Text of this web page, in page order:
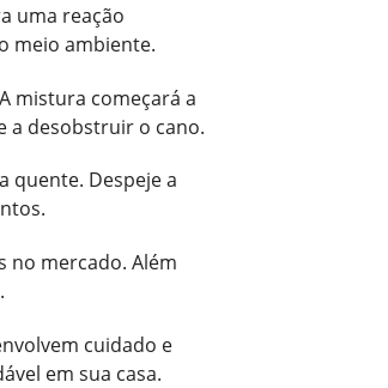
uma reação
meio ambiente.
mistura começará a
a desobstruir o cano.
quente. Despeje a
no mercado. Além
cuidado e
em sua casa.